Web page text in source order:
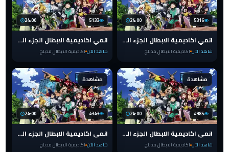
24:00 5316
انمي اكاديمية الابطال الجزء الرابع مدبلج الحلقة 13 عربي
شاهد الآن اكاديمية الابطال مدبلج
24:00 5133
انمي اكاديمية الابطال الجزء الرابع مدبلج الحلقة 12 عربي
شاهد الآن اكاديمية الابطال مدبلج
مشاهدة
24:00 4985
انمي اكاديمية الابطال الجزء الرابع مدبلج الحلقة 11 عربي
شاهد الآن اكاديمية الابطال مدبلج
مشاهدة
24:00 4343
انمي اكاديمية الابطال الجزء الرابع مدبلج الحلقة 10 عربي
شاهد الآن اكاديمية الابطال مدبلج